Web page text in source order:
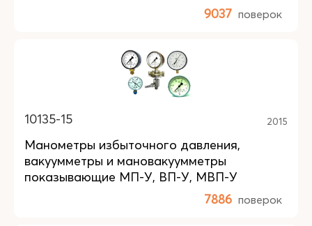
9037 поверок
10135-15 2015
Манометры избыточного давления,
вакуумметры и мановакуумметры
показывающие МП-У, ВП-У, МВП-У
7886 поверок